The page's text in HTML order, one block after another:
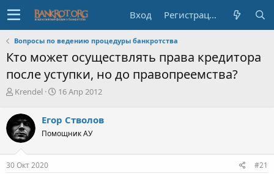
Вход Регистрация
Вопросы по ведению процедуры банкротства
Кто может осуществлять права кредитора
после уступки, но до правопреемства?
А
т
о
р
т
е
м
Krendel
Д
а
н
ч
16 Апр 2012
Егор Стволов
Помощник АУ
30 Окт 2020 #21